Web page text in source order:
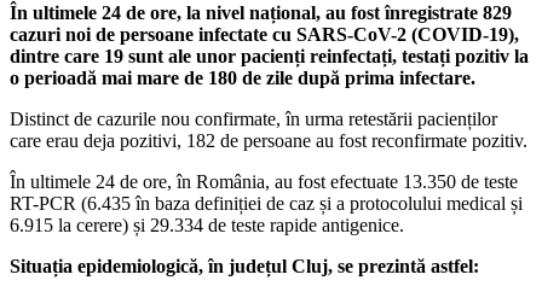
În ultimele 24 de ore, la nivel național, au fost înregistrate 829
cazuri noi de persoane infectate cu SARS-CoV-2 (COVID-19),
dintre care 19 sunt ale unor pacienți reinfectați, testați pozitiv la
o perioadă mai mare de 180 de zile după prima infectare.
Distinct de cazurile nou confirmate, în urma retestării pacienților
care erau deja pozitivi, 182 de persoane au fost reconfirmate pozitiv.
În ultimele 24 de ore, în România, au fost efectuate 13.350 de teste
RT-PCR (6.435 în baza definiției de caz și a protocolului medical și
6.915 la cerere) și 29.334 de teste rapide antigenice.
Situația epidemiologică, în județul Cluj, se prezintă astfel: